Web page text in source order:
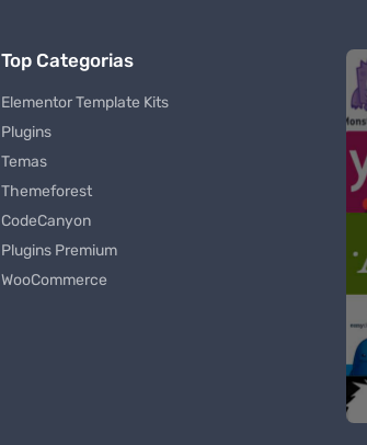
Top Categorias
Elementor Template Kits
Plugins
Temas
Themeforest
CodeCanyon
Plugins Premium
WooCommerce